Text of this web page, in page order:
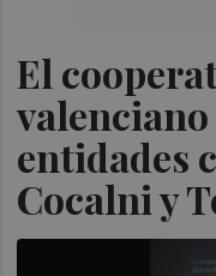
El
entidades
Cocalni y